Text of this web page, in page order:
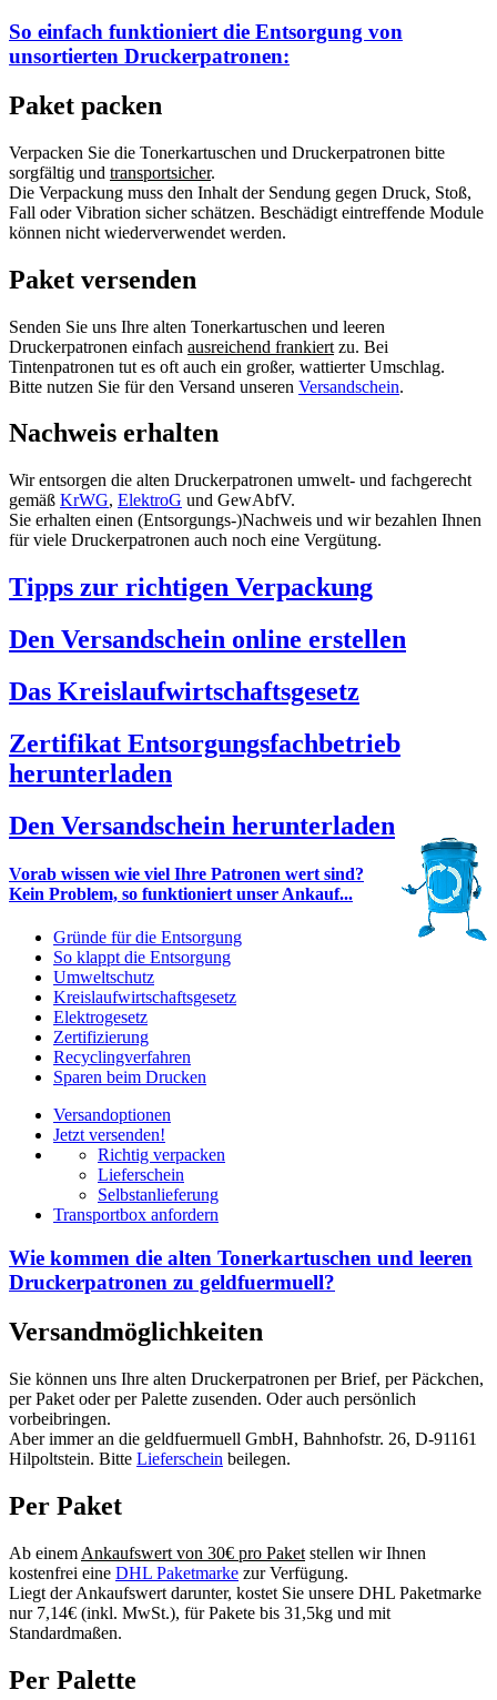
So einfach funktioniert die Entsorgung von
unsortierten Druckerpatronen:
Paket packen
Verpacken Sie die Tonerkartuschen und Druckerpatronen bitte
sorgfältig und transportsicher.
Die Verpackung muss den Inhalt der Sendung gegen Druck, Stoß,
Fall oder Vibration sicher schätzen. Beschädigt eintreffende Module
können nicht wiederverwendet werden.
Paket versenden
Senden Sie uns Ihre alten Tonerkartuschen und leeren
Druckerpatronen einfach ausreichend frankiert zu. Bei
Tintenpatronen tut es oft auch ein großer, wattierter Umschlag.
Bitte nutzen Sie für den Versand unseren Versandschein.
Nachweis erhalten
Wir entsorgen die alten Druckerpatronen umwelt- und fachgerecht
gemäß KrWG, ElektroG und GewAbfV.
Sie erhalten einen (Entsorgungs-)Nachweis und wir bezahlen Ihnen
für viele Druckerpatronen auch noch eine Vergütung.
Tipps zur richtigen Verpackung
Den Versandschein online erstellen
Das Kreislaufwirtschaftsgesetz
Zertifikat Entsorgungsfachbetrieb
herunterladen
Den Versandschein herunterladen
Vorab wissen wie viel Ihre Patronen wert sind?
Kein Problem, so funktioniert unser Ankauf...
Gründe für die Entsorgung
So klappt die Entsorgung
Umweltschutz
Kreislaufwirtschaftsgesetz
Elektrogesetz
Zertifizierung
Recyclingverfahren
Sparen beim Drucken
Versandoptionen
Jetzt versenden!
Richtig verpacken
Lieferschein
Selbstanlieferung
Transportbox anfordern
Wie kommen die alten Tonerkartuschen und leeren
Druckerpatronen zu geldfuermuell?
Versandmöglichkeiten
Sie können uns Ihre alten Druckerpatronen per Brief, per Päckchen,
per Paket oder per Palette zusenden. Oder auch persönlich
vorbeibringen.
Aber immer an die geldfuermuell GmbH, Bahnhofstr. 26, D-91161
Hilpoltstein. Bitte Lieferschein beilegen.
Per Paket
Ab einem Ankaufswert von 30€ pro Paket stellen wir Ihnen
kostenfrei eine DHL Paketmarke zur Verfügung.
Liegt der Ankaufswert darunter, kostet Sie unsere DHL Paketmarke
nur 7,14€ (inkl. MwSt.), für Pakete bis 31,5kg und mit
Standardmaßen.
Per Palette